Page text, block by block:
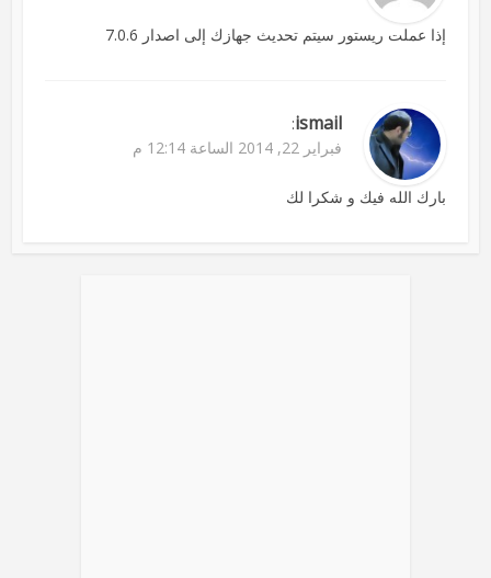
إذا عملت ريستور سيتم تحديث جهازك إلى اصدار 7.0.6
ismail
:
فبراير 22, 2014 الساعة 12:14 م
بارك الله فيك و شكرا لك